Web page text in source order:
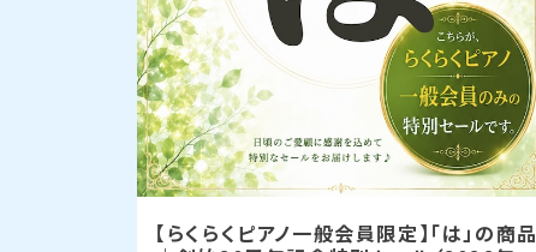
【らくらくピアノ一般会員限定】「は」の商品